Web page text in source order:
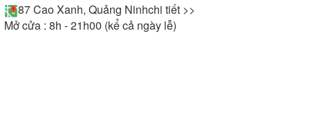
87 Cao Xanh, Quảng Ninhchi tiết >>
Mở cửa : 8h - 21h00 (kể cả ngày lễ)